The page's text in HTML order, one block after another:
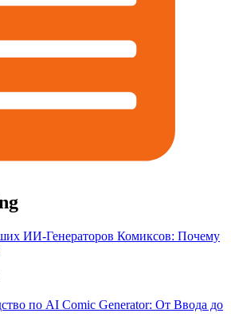
ИИ-Генераторов Комиксов: Почему
по AI Comic Generator: От Ввода до